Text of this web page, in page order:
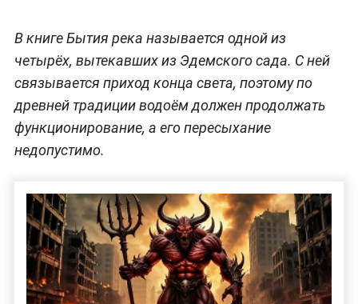
В книге Бытия река называется одной из
четырёх, вытекавших из Эдемского сада. С ней
связывается приход конца света, поэтому по
древней традиции водоём должен продолжать
функционирование, а его пересыхание
недопустимо.